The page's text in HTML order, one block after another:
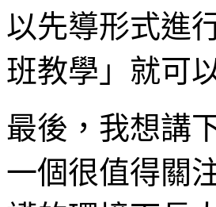
以先導形式進
班教學」就可
最後，我想講
一個很值得關